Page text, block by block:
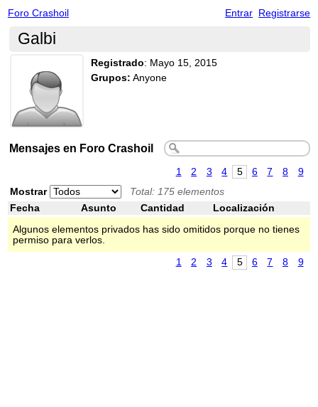
Foro Crashoil Entrar Registrarse
Galbi
Registrado: Mayo 15, 2015
Grupos: Anyone
Mensajes en Foro Crashoil
1 2 3 4 5 6 7 8
9
Mostrar
Total: 175 elementos
Fecha
Asunto Cantidad
Localización
Algunos elementos privados has sido omitidos porque no tienes
permiso para verlos.
1 2 3 4 5 6 7 8 9